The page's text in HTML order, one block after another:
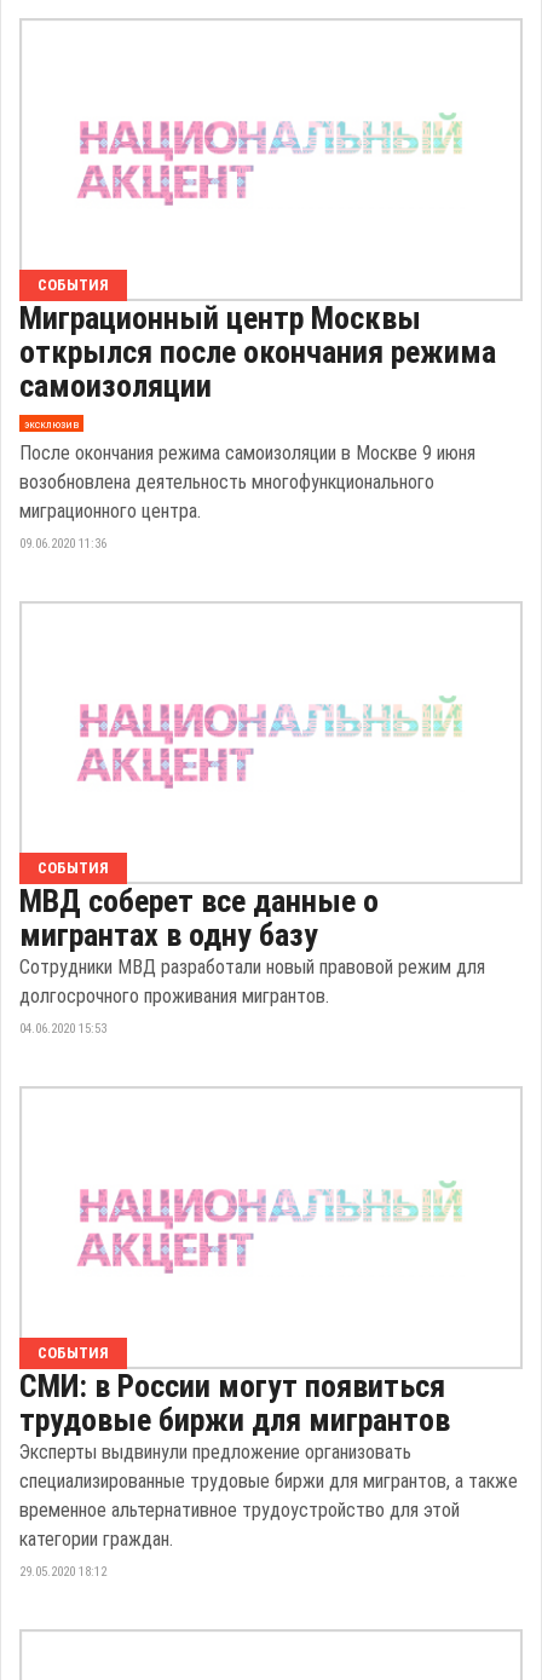
СОБЫТИЯ
Миграционный центр Москвы
открылся после окончания режима
самоизоляции
эксклюзив
После окончания режима самоизоляции в Москве 9 июня
возобновлена деятельность многофункционального
миграционного центра.
09.06.2020 11:36
СОБЫТИЯ
МВД соберет все данные о
мигрантах в одну базу
Сотрудники МВД разработали новый правовой режим для
долгосрочного проживания мигрантов.
04.06.2020 15:53
СОБЫТИЯ
СМИ: в России могут появиться
трудовые биржи для мигрантов
Эксперты выдвинули предложение организовать
специализированные трудовые биржи для мигрантов, а также
временное альтернативное трудоустройство для этой
категории граждан.
29.05.2020 18:12